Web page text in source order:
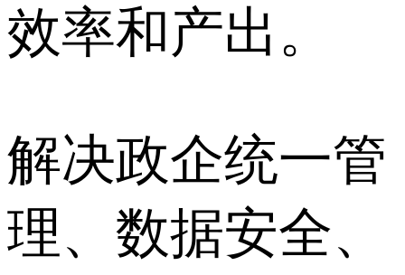
效率和产出。
解决政企统一管
理、数据安全、